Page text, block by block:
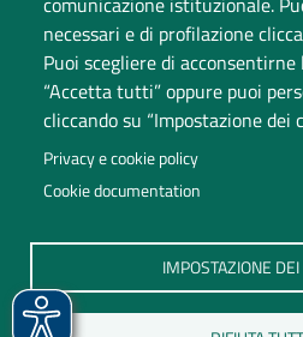
necessari e di profilazione
Puoi scegliere di acconsentirne
“Accetta tutti” oppure puoi
cliccando su “Impostazione dei
Privacy e cookie policy
Cookie documentation
IMPOSTAZIONE DEI
Università degli Studi
Sede legale: via Ravasi 2,
P.IVA 02481820120
(C.F. 95039180120)
PEC: ateneo@